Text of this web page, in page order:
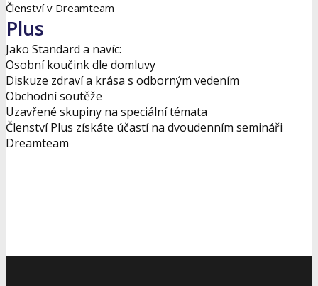
Členství v Dreamteam
Plus
Jako Standard a navíc:
Osobní koučink dle domluvy
Diskuze zdraví a krása s odborným vedením
Obchodní soutěže
Uzavřené skupiny na speciální témata
Členství Plus získáte účastí na dvoudenním semináři
Dreamteam